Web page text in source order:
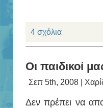
4 σχόλια
Οι παιδικοί
Σεπ 5th, 2008 |
Δεν πρέπει να